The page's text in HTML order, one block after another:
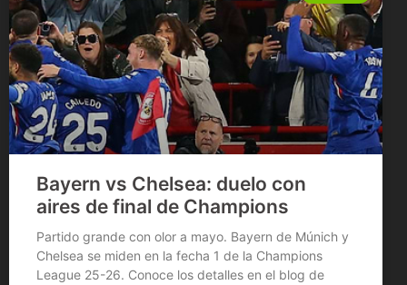
Bayern vs Chelsea: duelo con
aires de final de Champions
Partido grande con olor a mayo. Bayern de Múnich y
Chelsea se miden en la fecha 1 de la Champions
League 25-26. Conoce los detalles en el blog de